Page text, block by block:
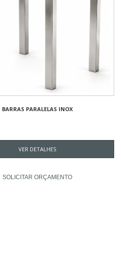
BARRAS PARALELAS INOX
VER DETALHES
SOLICITAR ORÇAMENTO